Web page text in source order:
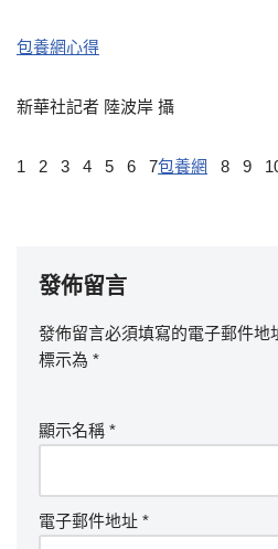
包養網心得
新華社記者 陸波岸 攝
1 2 3 4 5 6 7包養網 8 9
發佈留言
發佈留言必須填寫的電子郵件地
標示為 *
顯示名稱 *
電子郵件地址 *